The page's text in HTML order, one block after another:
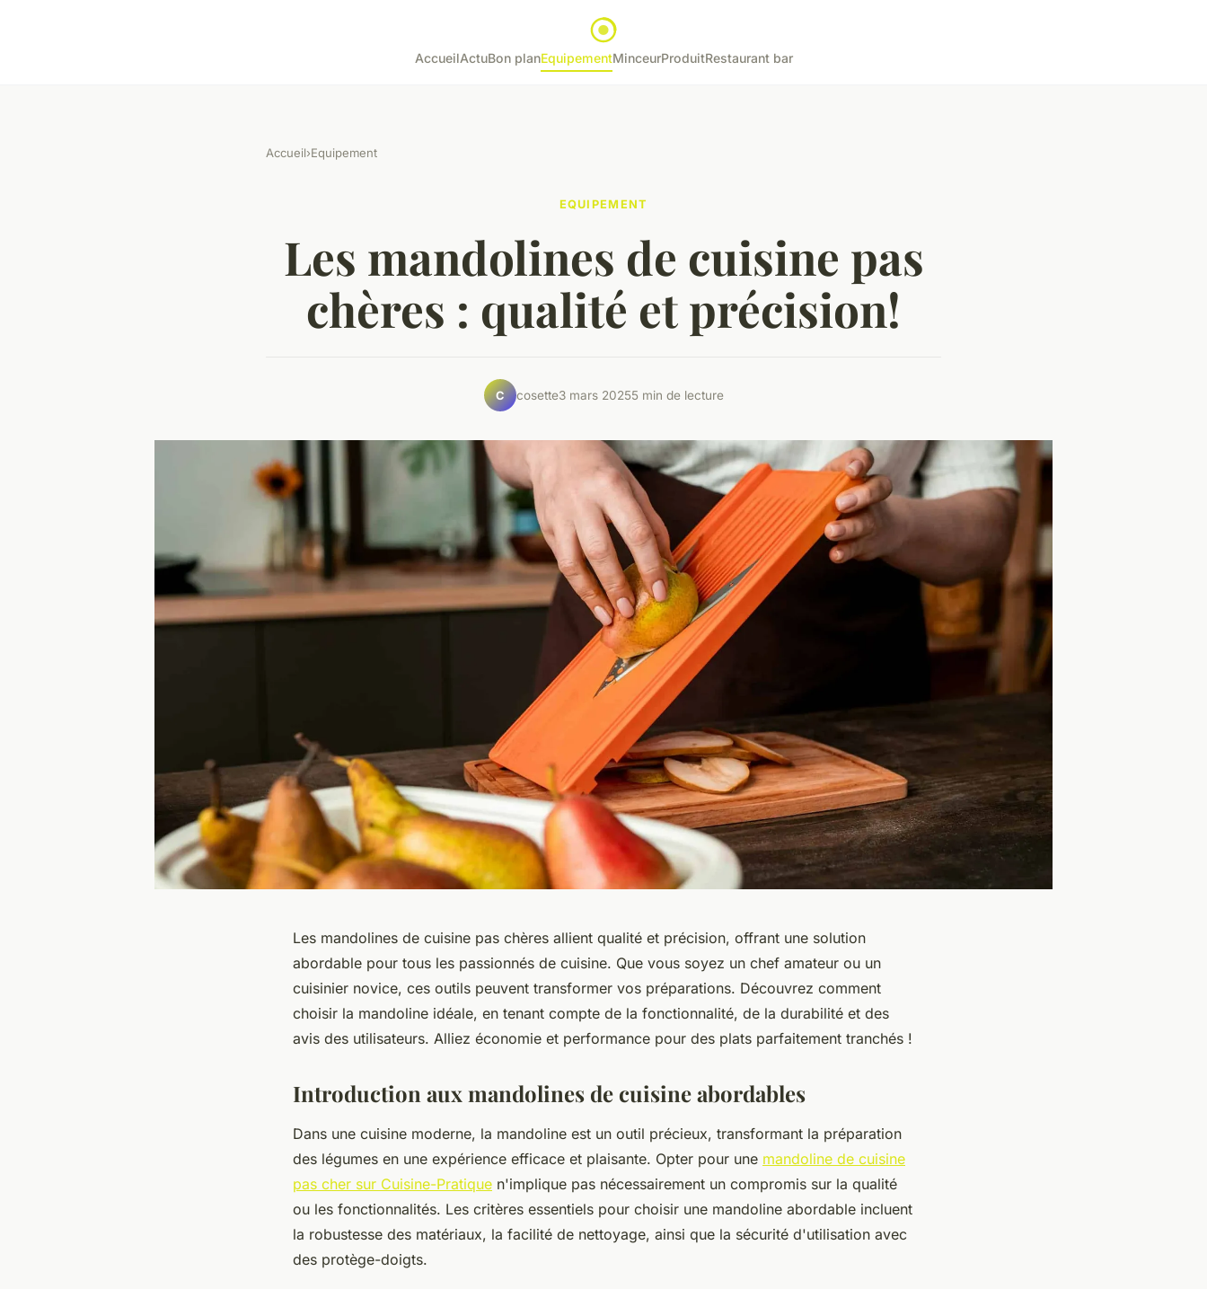
AccueilActuBon planEquipementMinceurProduitRestaurant bar
Accueil›Equipement
EQUIPEMENT
Les mandolines de cuisine pas
chères : qualité et précision!
C cosette3 mars 20255 min de lecture
Les mandolines de cuisine pas chères allient qualité et précision, offrant une solution
abordable pour tous les passionnés de cuisine. Que vous soyez un chef amateur ou un
cuisinier novice, ces outils peuvent transformer vos préparations. Découvrez comment
choisir la mandoline idéale, en tenant compte de la fonctionnalité, de la durabilité et des
avis des utilisateurs. Alliez économie et performance pour des plats parfaitement tranchés !
Introduction aux mandolines de cuisine abordables
Dans une cuisine moderne, la mandoline est un outil précieux, transformant la préparation
des légumes en une expérience efficace et plaisante. Opter pour une mandoline de cuisine
pas cher sur Cuisine-Pratique n'implique pas nécessairement un compromis sur la qualité
ou les fonctionnalités. Les critères essentiels pour choisir une mandoline abordable incluent
la robustesse des matériaux, la facilité de nettoyage, ainsi que la sécurité d'utilisation avec
des protège-doigts.